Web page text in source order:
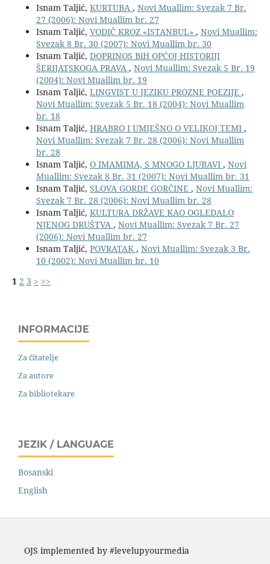
Isnam Taljić, KURTUBA , Novi Muallim: Svezak 7 Br.
27 (2006): Novi Muallim br. 27
Isnam Taljić, VODIČ KROZ «ISTANBUL» , Novi Muallim:
Svezak 8 Br. 30 (2007): Novi Muallim br. 30
Isnam Taljić, DOPRINOS BiH OPĆOJ HISTORIJI
ŠERIJATSKOGA PRAVA , Novi Muallim: Svezak 5 Br. 19
(2004): Novi Muallim br. 19
Isnam Taljić, LINGVIST U JEZIKU PROZNE POEZIJE ,
Novi Muallim: Svezak 5 Br. 18 (2004): Novi Muallim
br. 18
Isnam Taljić, HRABRO I UMJEŠNO O VELIKOJ TEMI ,
Novi Muallim: Svezak 7 Br. 28 (2006): Novi Muallim
br. 28
Isnam Taljić, O IMAMIMA, S MNOGO LJUBAVI , Novi
Muallim: Svezak 8 Br. 31 (2007): Novi Muallim br. 31
Isnam Taljić, SLOVA GORDE GORČINE , Novi Muallim:
Svezak 7 Br. 28 (2006): Novi Muallim br. 28
Isnam Taljić, KULTURA DRŽAVE KAO OGLEDALO
NJENOG DRUŠTVA , Novi Muallim: Svezak 7 Br. 27
(2006): Novi Muallim br. 27
Isnam Taljić, POVRATAK , Novi Muallim: Svezak 3 Br.
10 (2002): Novi Muallim br. 10
1 2 3 > >>
INFORMACIJE
Za čitatelje
Za autore
Za bibliotekare
JEZIK / LANGUAGE
Bosanski
English
OJS implemented by #levelupyourmedia